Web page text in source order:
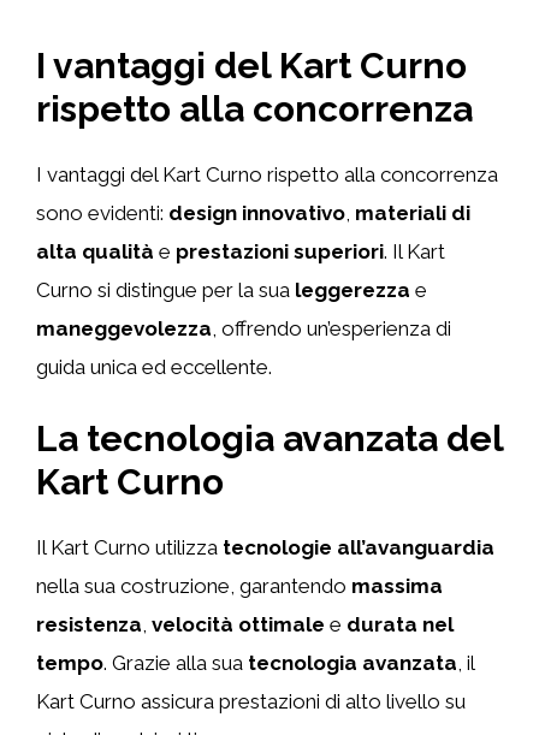
I vantaggi del Kart Curno
rispetto alla concorrenza
I vantaggi del Kart Curno rispetto alla concorrenza
sono evidenti: design innovativo, materiali di
alta qualità e prestazioni superiori. Il Kart
Curno si distingue per la sua leggerezza e
maneggevolezza, offrendo un’esperienza di
guida unica ed eccellente.
La tecnologia avanzata del
Kart Curno
Il Kart Curno utilizza tecnologie all’avanguardia
nella sua costruzione, garantendo massima
resistenza velocità ottimale e durata nel
tempo. Grazie alla sua tecnologia avanzata , il
Kart Curno assicura prestazioni di alto livello su